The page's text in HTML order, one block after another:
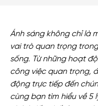
Ánh sáng không chỉ là
vai trò quan trọng
sống. Từ những hoạt
công việc quan trọng,
động trực tiếp đến
cùng bạn tìm hiểu về 5